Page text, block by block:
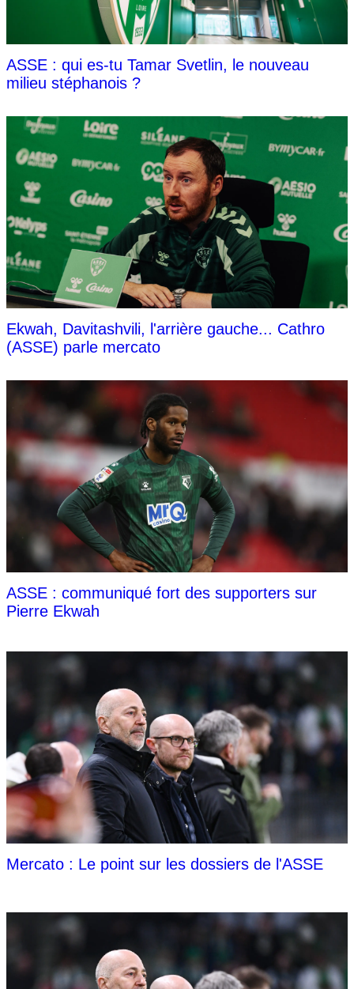
ASSE : qui es-tu Tamar Svetlin, le nouveau
milieu stéphanois ?
Ekwah, Davitashvili, l'arrière gauche... Cathro
(ASSE) parle mercato
ASSE : communiqué fort des supporters sur
Pierre Ekwah
Mercato : Le point sur les dossiers de l'ASSE